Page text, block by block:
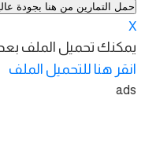
حمل التمارين من هنا بجودة
X
يمكنك تحميل الملف
انقر هنا للتحميل الملف
ads